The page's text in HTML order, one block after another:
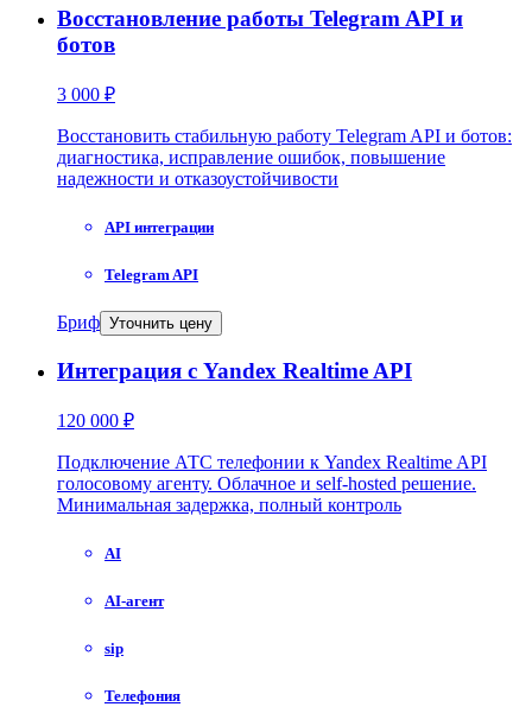
Восстановление работы Telegram API и
ботов
3 000 ₽
Восстановить стабильную работу Telegram API и ботов:
диагностика, исправление ошибок, повышение
надежности и отказоустойчивости
API интеграции
Telegram API
Бриф Уточнить цену
Интеграция с Yandex Realtime API
120 000 ₽
Подключение АТС телефонии к Yandex Realtime API
голосовому агенту. Облачное и self-hosted решение.
Минимальная задержка, полный контроль
AI
AI-агент
sip
Телефония